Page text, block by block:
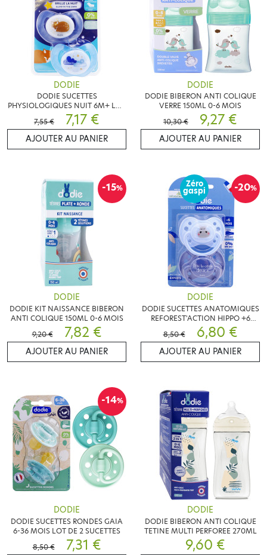
DODIE
DODIE SUCETTES
PHYSIOLOGIQUES NUIT 6M+ LOT
DE 2
7,55 € 7,17 €
AJOUTER AU PANIER
DODIE
DODIE BIBERON ANTI COLIQUE
VERRE 150ML 0-6 MOIS
10,30 €
9,27 €
AJOUTER AU PANIER
-15%
DODIE
DODIE KIT NAISSANCE BIBERON
ANTI COLIQUE 150ML 0-6 MOIS
9,20 €
7,82 €
AJOUTER AU PANIER
-20%
Zéro
gaspi
DODIE
DODIE SUCETTES ANATOMIQUES
REFOREST'ACTION HIPPO +6
MOIS
8,50 € 6,80 €
AJOUTER AU PANIER
-14%
DODIE
DODIE SUCETTES RONDES GAIA
6-36 MOIS LOT DE 2 SUCETTES
8,50 €
7,31 €
DODIE
DODIE BIBERON ANTI COLIQUE
TETINE MULTI PERFOREE 270ML
9,60 €